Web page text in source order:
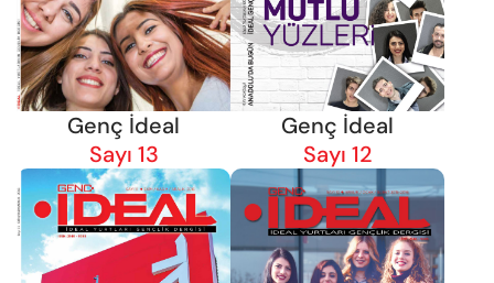
Genç İdeal
Sayı 13
Genç İdeal
Sayı 12